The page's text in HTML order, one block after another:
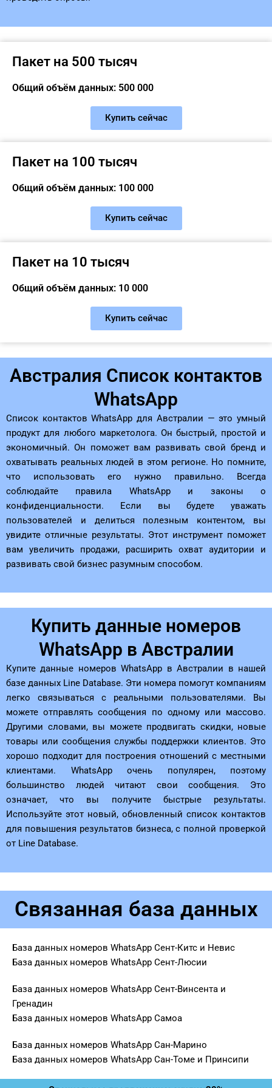
Пакет на 500 тысяч
Общий объём данных: 500 000
Купить сейчас
Пакет на 100 тысяч
Общий объём данных: 100 000
Купить сейчас
Пакет на 10 тысяч
Общий объём данных: 10 000
Купить сейчас
Австралия Список контактов
WhatsApp
Список контактов WhatsApp для Австралии — это умный
продукт для любого маркетолога. Он быстрый, простой и
экономичный. Он поможет вам развивать свой бренд и
охватывать реальных людей в этом регионе. Но помните,
что использовать его нужно правильно. Всегда
соблюдайте правила WhatsApp и законы о
конфиденциальности. Если вы будете уважать
пользователей и делиться полезным контентом, вы
увидите отличные результаты. Этот инструмент поможет
вам увеличить продажи, расширить охват аудитории и
развивать свой бизнес разумным способом.
Купить данные номеров
WhatsApp в Австралии
Купите данные номеров WhatsApp в Австралии в нашей
базе данных Line Database. Эти номера помогут компаниям
легко связываться с реальными пользователями. Вы
можете отправлять сообщения по одному или массово.
Другими словами, вы можете продвигать скидки, новые
товары или сообщения службы поддержки клиентов. Это
хорошо подходит для построения отношений с местными
клиентами. WhatsApp очень популярен, поэтому
большинство людей читают свои сообщения. Это
означает, что вы получите быстрые результаты.
Используйте этот новый, обновленный список контактов
для повышения результатов бизнеса, с полной проверкой
от Line Database.
Связанная база данных
База данных номеров WhatsApp Сент-Китс и Невис
База данных номеров WhatsApp Сент-Люсии
База данных номеров WhatsApp Сент-Винсента и
Гренадин
База данных номеров WhatsApp Самоа
База данных номеров WhatsApp Сан-Марино
База данных номеров WhatsApp Сан-Томе и Принсипи